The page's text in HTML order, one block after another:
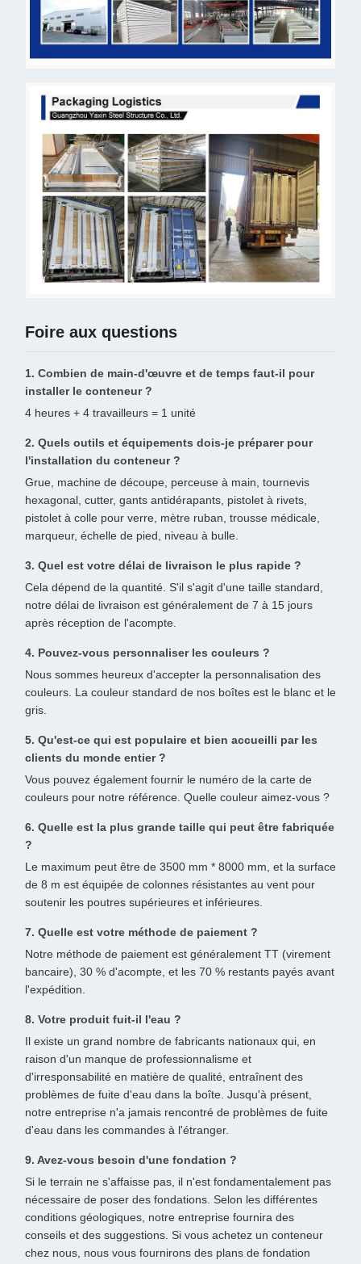
Foire aux questions
1. Combien de main-d'œuvre et de temps faut-il pour
installer le conteneur ?
4 heures + 4 travailleurs = 1 unité
2. Quels outils et équipements dois-je préparer pour
l'installation du conteneur ?
Grue, machine de découpe, perceuse à main, tournevis
hexagonal, cutter, gants antidérapants, pistolet à rivets,
pistolet à colle pour verre, mètre ruban, trousse médicale,
marqueur, échelle de pied, niveau à bulle.
3. Quel est votre délai de livraison le plus rapide ?
Cela dépend de la quantité. S'il s'agit d'une taille standard,
notre délai de livraison est généralement de 7 à 15 jours
après réception de l'acompte.
4. Pouvez-vous personnaliser les couleurs ?
Nous sommes heureux d'accepter la personnalisation des
couleurs. La couleur standard de nos boîtes est le blanc et le
gris.
5. Qu'est-ce qui est populaire et bien accueilli par les
clients du monde entier ?
Vous pouvez également fournir le numéro de la carte de
couleurs pour notre référence. Quelle couleur aimez-vous ?
6. Quelle est la plus grande taille qui peut être fabriquée
?
Le maximum peut être de 3500 mm * 8000 mm, et la surface
de 8 m est équipée de colonnes résistantes au vent pour
soutenir les poutres supérieures et inférieures.
7. Quelle est votre méthode de paiement ?
Notre méthode de paiement est généralement TT (virement
bancaire), 30 % d'acompte, et les 70 % restants payés avant
l'expédition.
8. Votre produit fuit-il l'eau ?
Il existe un grand nombre de fabricants nationaux qui, en
raison d'un manque de professionnalisme et
d'irresponsabilité en matière de qualité, entraînent des
problèmes de fuite d'eau dans la boîte. Jusqu'à présent,
notre entreprise n'a jamais rencontré de problèmes de fuite
d'eau dans les commandes à l'étranger.
9. Avez-vous besoin d'une fondation ?
Si le terrain ne s'affaisse pas, il n'est fondamentalement pas
nécessaire de poser des fondations. Selon les différentes
conditions géologiques, notre entreprise fournira des
conseils et des suggestions. Si vous achetez un conteneur
chez nous, nous vous fournirons des plans de fondation